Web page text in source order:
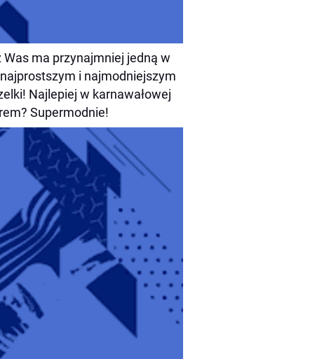
ma przynajmniej jedną w
i najmodniejszym
Najlepiej w karnawałowej
Supermodnie!